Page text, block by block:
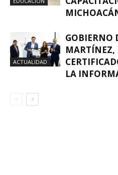
ACTUALIDAD
GOBIERNO
MARTÍNEZ,
LA